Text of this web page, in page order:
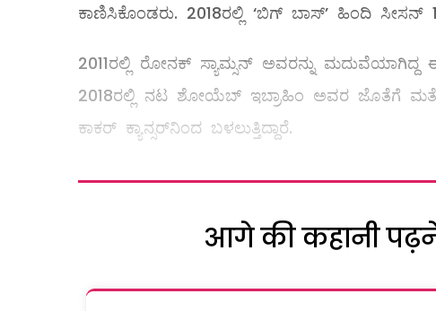
ಕಾಣಿಸಿಕೊಂಡರು. 2018ರಲ್ಲಿ ‘ಬಿಗ್ ಬಾಸ್‌’ ಹಿಂದಿ ಸೀಸನ್
2011ರಲ್ಲಿ ರೋನಕ್ ಸ್ಯಾಮ್ಸನ್ ಅವರನ್ನು
2018ರಲ್ಲಿ ನಟ ಶೋಯೆಬ್‌ ಇಬ್ರಾಹಿಂ ಅವರ ಜೊತೆಗೆ
ಕಾಕರ್ ಕ್ಯಾನ್ಸರ್‌ನಿಂದ ಬಳಲುತ್ತಿದ್ದಾರೆ.
आगे की कहानी